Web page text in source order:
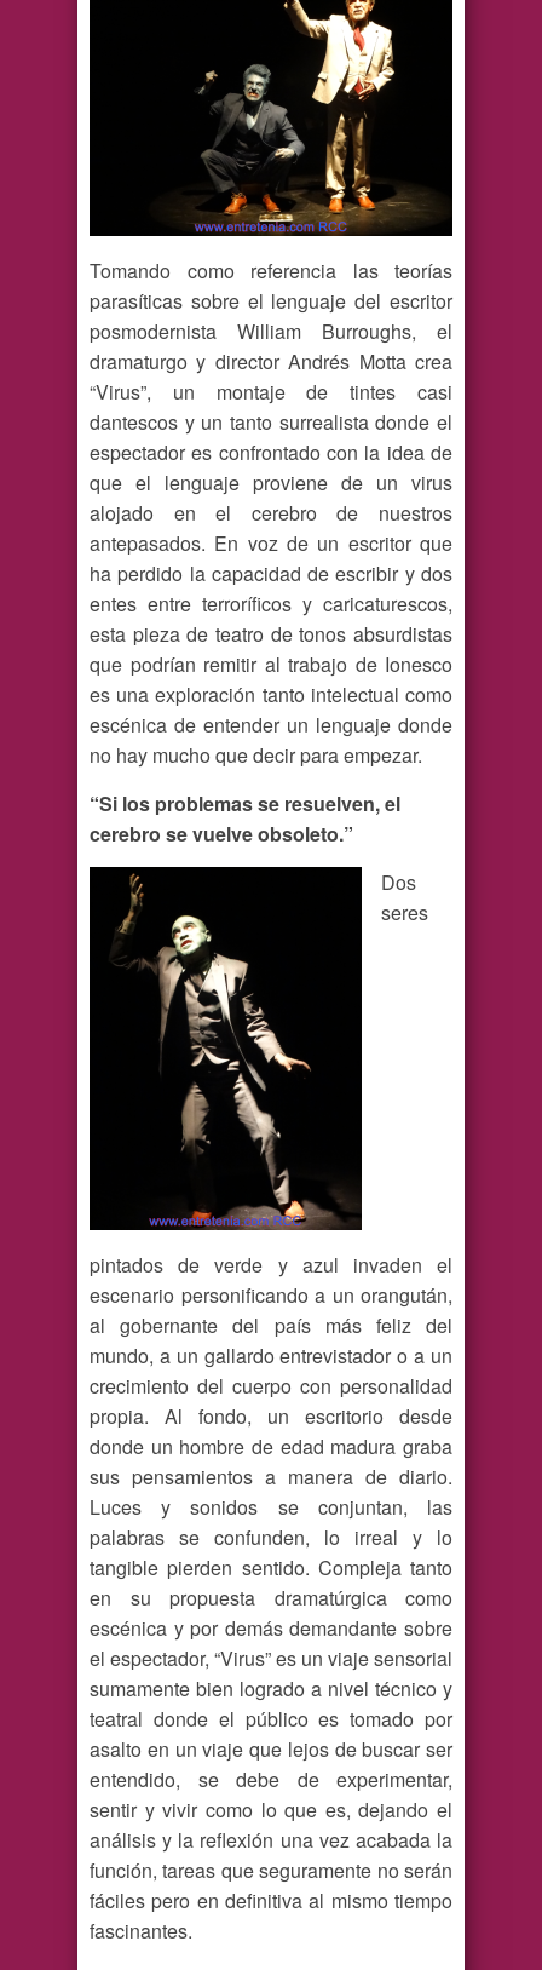
Tomando como referencia las teorías
parasíticas sobre el lenguaje del escritor
posmodernista William Burroughs, el
dramaturgo y director Andrés Motta crea
“Virus”, un montaje de tintes casi
dantescos y un tanto surrealista donde el
espectador es confrontado con la idea de
que el lenguaje proviene de un virus
alojado en el cerebro de nuestros
antepasados. En voz de un escritor que
ha perdido la capacidad de escribir y dos
entes entre terroríficos y caricaturescos,
esta pieza de teatro de tonos absurdistas
que podrían remitir al trabajo de Ionesco
es una exploración tanto intelectual como
escénica de entender un lenguaje donde
no hay mucho que decir para empezar.
“Si los problemas se resuelven, el
cerebro se vuelve obsoleto.”
Dos
seres
pintados de verde y azul invaden el
escenario personificando a un orangután,
al gobernante del país más feliz del
mundo, a un gallardo entrevistador o a un
crecimiento del cuerpo con personalidad
propia. Al fondo, un escritorio desde
donde un hombre de edad madura graba
sus pensamientos a manera de diario.
Luces y sonidos se conjuntan, las
palabras se confunden, lo irreal y lo
tangible pierden sentido. Compleja tanto
en su propuesta dramatúrgica como
escénica y por demás demandante sobre
el espectador, “Virus” es un viaje sensorial
sumamente bien logrado a nivel técnico y
teatral donde el público es tomado por
asalto en un viaje que lejos de buscar ser
entendido, se debe de experimentar,
sentir y vivir como lo que es, dejando el
análisis y la reflexión una vez acabada la
función, tareas que seguramente no serán
fáciles pero en definitiva al mismo tiempo
fascinantes.